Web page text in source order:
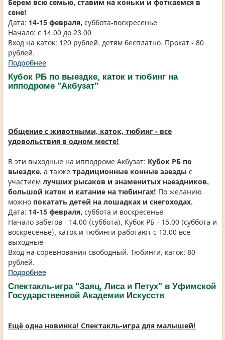
Берем всю семью, ставим на коньки и фоткаемся в
сене!
Дата: 14-15 февраля, суббота-воскресенье
Начало: с 14.00 до 23.00
Вход на каток: 120 рублей, детям бесплатно. Прокат - 80
рублей.
Подробнее
Кубок РБ по выездке, каток и тюбинг на
ипподроме "Акбузат"
Общение с животными, каток, тюбинг - все
удовольствия в одном месте!
В эти выходные на ипподроме Акбузат: Кубок РБ по
выездке, а также традиционные конные заезды с
участием лучших рысаков и знаменитых наездников,
большой каток и катание на тюбингах! По желанию
можно покатать детей на лошадках и снегоходах.
Дата: 14-15 февраля, суббота и воскресенье
Начало забегов - 14.00 (суббота), Кубок РБ - 15.00 (суббота и
воскресенье), каток и тюбинги работают с 13.00 все
выходные
Вход на соревнования свободный. Тюбинги, каток: 80
рублей.
Подробнее
Спектакль-игра "Заяц, Лиса и Петух" в Уфимской
Государственной Академии Искусств
Ещё одна новинка! Спектакль-игра для малышей!